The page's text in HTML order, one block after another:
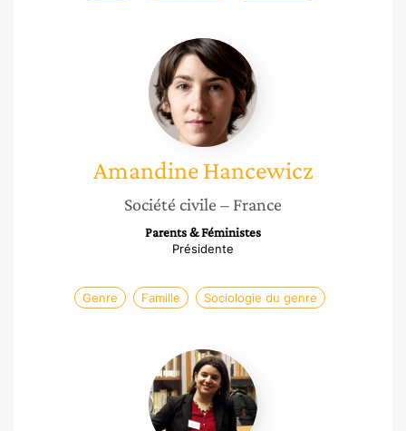
Amandine
Hancewicz
Amandine Hancewicz
Société civile – France
Parents & Féministes
Présidente
Genre Famille Sociologie du genre
Manon
Laurent